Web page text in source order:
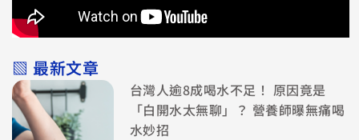
▧ 最新文章
台灣人逾8成喝水不足！ 原因竟是
「白開水太無聊」？ 營養師曝無痛喝
水妙招